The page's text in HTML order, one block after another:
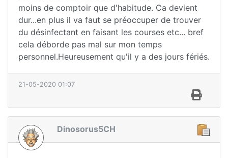
moins de comptoir que d'habitude. Ca devient
dur...en plus il va faut se préoccuper de trouver
du désinfectant en faisant les courses etc... bref
cela déborde pas mal sur mon temps
personnel.Heureusement qu'il y a des jours fériés.
21-05-2020 01:07
Dinosorus5CH